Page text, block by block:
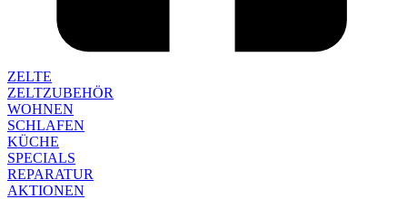
ZELTE
ZELTZUBEHÖR
WOHNEN
SCHLAFEN
KÜCHE
SPECIALS
REPARATUR
AKTIONEN